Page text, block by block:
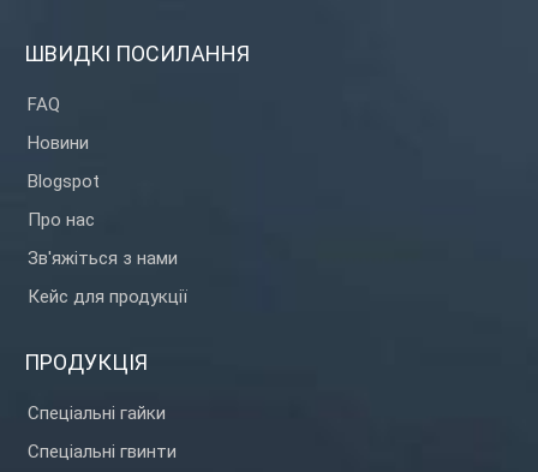
ШВИДКІ ПОСИЛАННЯ
FAQ
Новини
Blogspot
Про нас
Зв'яжіться з нами
Кейс для продукції
ПРОДУКЦІЯ
Спеціальні гайки
Спеціальні гвинти